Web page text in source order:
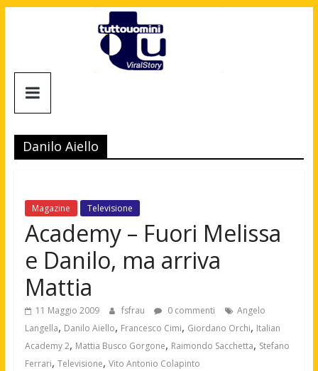
Tuttouomini
Tv,
Cinema,
news
moda
maschile
Danilo Aiello
Magazine Televisione
Academy – Fuori Melissa
e Danilo, ma arriva
Mattia
11 Maggio 2009 fsfrau 0 commenti
Angelo
Langella, Danilo Aiello, Francesco Cimi, Giordano Orchi, Italian
Academy 2, Mattia Busco Gorgone, Raimondo Sacchetta, Stefano
Ferrari, Televisione, Vito Antonio Colapinto